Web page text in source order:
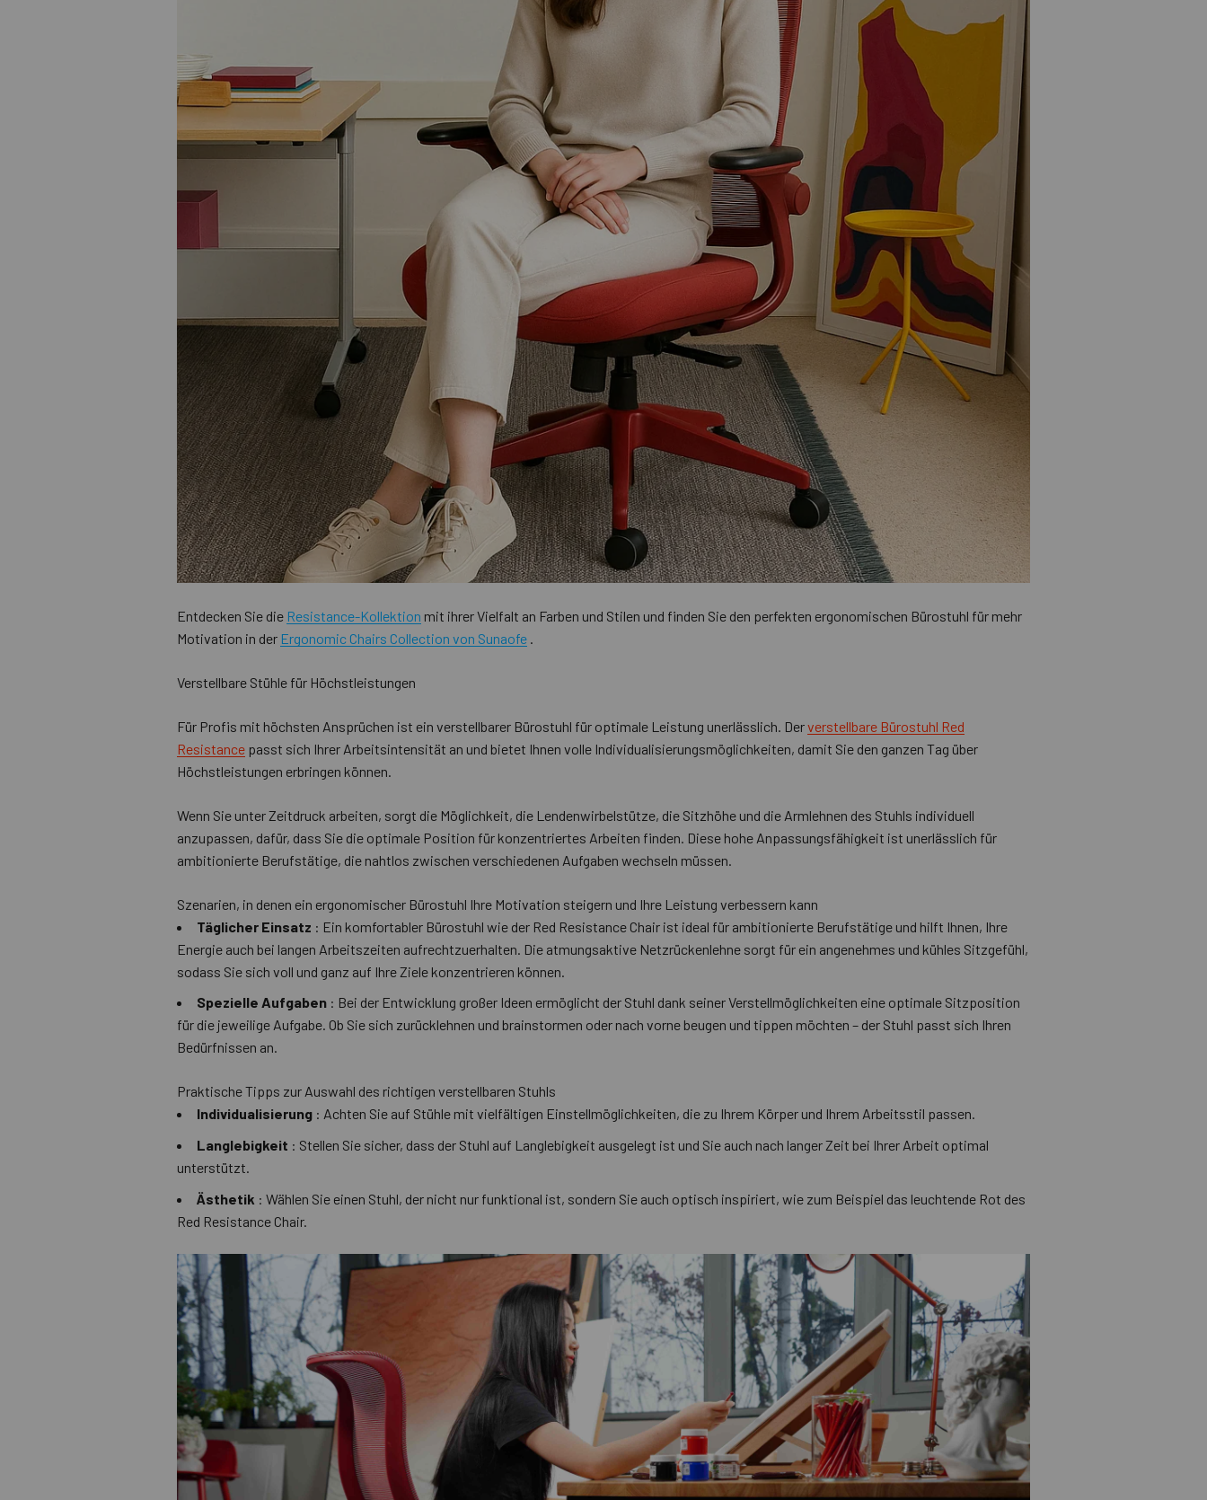
Entdecken Sie die Resistance-Kollektion mit ihrer Vielfalt an Farben und Stilen und finden Sie den perfekten ergonomischen Bürostuhl für mehr
Motivation in der Ergonomic Chairs Collection von Sunaofe .
Verstellbare Stühle für Höchstleistungen
Für Profis mit höchsten Ansprüchen ist ein verstellbarer Bürostuhl für optimale Leistung unerlässlich. Derverstellbare Bürostuhl Red
Resistance passt sich Ihrer Arbeitsintensität an und bietet Ihnen volle Individualisierungsmöglichkeiten, damit Sie den ganzen Tag über
Höchstleistungen erbringen können.
Wenn Sie unter Zeitdruck arbeiten, sorgt die Möglichkeit, die Lendenwirbelstütze, die Sitzhöhe und die Armlehnen des Stuhls individuell
anzupassen, dafür, dass Sie die optimale Position für konzentriertes Arbeiten finden. Diese hohe Anpassungsfähigkeit ist unerlässlich für
ambitionierte Berufstätige, die nahtlos zwischen verschiedenen Aufgaben wechseln müssen.
Szenarien, in denen ein ergonomischer Bürostuhl Ihre Motivation steigern und Ihre Leistung verbessern kann
Täglicher Einsatz : Ein komfortabler Bürostuhl wie der Red Resistance Chair ist ideal für ambitionierte Berufstätige und hilft Ihnen, Ihre
Energie auch bei langen Arbeitszeiten aufrechtzuerhalten. Die atmungsaktive Netzrückenlehne sorgt für ein angenehmes und kühles Sitzgefühl,
sodass Sie sich voll und ganz auf Ihre Ziele konzentrieren können.
Spezielle Aufgaben : Bei der Entwicklung großer Ideen ermöglicht der Stuhl dank seiner Verstellmöglichkeiten eine optimale Sitzposition
für die jeweilige Aufgabe. Ob Sie sich zurücklehnen und brainstormen oder nach vorne beugen und tippen möchten – der Stuhl passt sich Ihren
Bedürfnissen an.
Praktische Tipps zur Auswahl des richtigen verstellbaren Stuhls
Individualisierung : Achten Sie auf Stühle mit vielfältigen Einstellmöglichkeiten, die zu Ihrem Körper und Ihrem Arbeitsstil passen.
Langlebigkeit : Stellen Sie sicher, dass der Stuhl auf Langlebigkeit ausgelegt ist und Sie auch nach langer Zeit bei Ihrer Arbeit optimal
unterstützt.
Ästhetik : Wählen Sie einen Stuhl, der nicht nur funktional ist, sondern Sie auch optisch inspiriert, wie zum Beispiel das leuchtende Rot des
Red Resistance Chair.